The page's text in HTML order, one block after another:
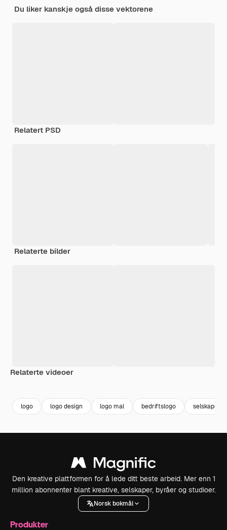
Du liker kanskje også disse vektorene
Relatert PSD
Relaterte bilder
Relaterte videoer
logo logo design logo mal bedriftslogo selskapets
Den kreative plattformen for å lede ditt beste arbeid. Mer enn 1
million abonnenter blant kreative, selskaper, byråer og studioer.
Norsk bokmål
Produkter